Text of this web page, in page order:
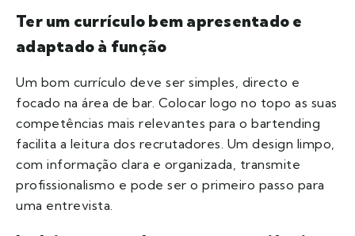
Ter um currículo bem apresentado e
adaptado à função
Um bom currículo deve ser simples, directo e
focado na área de bar. Colocar logo no topo as suas
competências mais relevantes para o bartending
facilita a leitura dos recrutadores. Um design limpo,
com informação clara e organizada, transmite
profissionalismo e pode ser o primeiro passo para
uma entrevista.